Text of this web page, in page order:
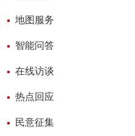
新闻中心
网上办事
互动回应
地图服务
智能问答
在线访谈
热点回应
民意征集